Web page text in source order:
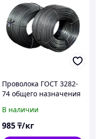
Проволока ГОСТ 3282-
74 общего назначения
В наличии
985 ₸/кг